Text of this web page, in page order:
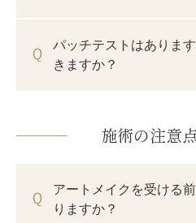
パッチテストはありま
きますか？
施術の注意
アートメイクを受ける
りますか？